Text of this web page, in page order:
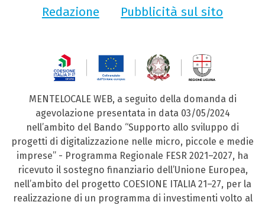
Redazione
Pubblicità sul sito
MENTELOCALE WEB, a seguito della domanda di
agevolazione presentata in data 03/05/2024
nell’ambito del Bando “Supporto allo sviluppo di
progetti di digitalizzazione nelle micro, piccole e medie
imprese” - Programma Regionale FESR 2021–2027, ha
ricevuto il sostegno finanziario dell’Unione Europea,
nell’ambito del progetto COESIONE ITALIA 21–27, per la
realizzazione di un programma di investimenti volto al